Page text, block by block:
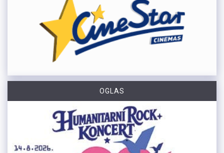
OGLAS